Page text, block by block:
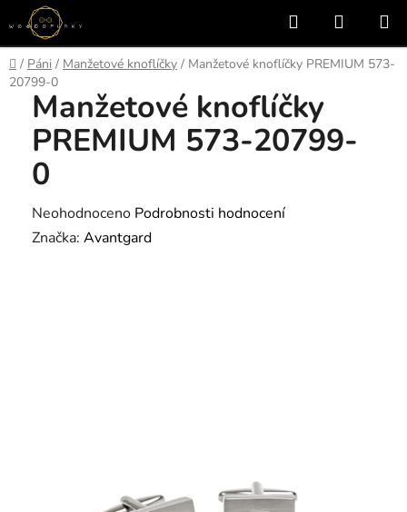
Přejít
na
obsah
Hledat
KOŠÍK
Domů
/ Páni / Manžetové knoflíčky / Manžetové knoflíčky PREMIUM 573-
20799-0
Manžetové knoflíčky
PREMIUM 573-20799-
0
Průměrné
hodnocení
Neohodnoceno Podrobnosti hodnocení
Značka: Avantgard